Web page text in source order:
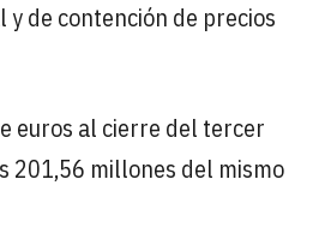
de contención de precios
euros al cierre del tercer
201,56 millones del mismo